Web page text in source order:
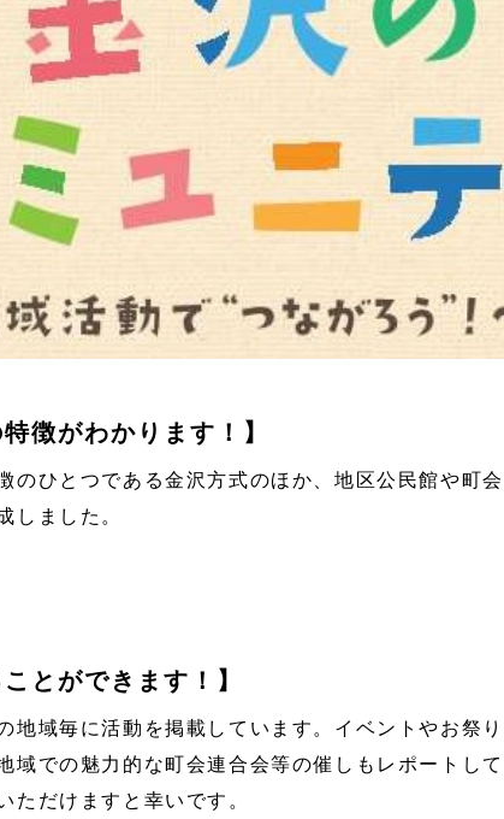
徴がわかります！】
のひとつである金沢方式のほか、地区公民館や町
しました。
とができます！】
地域毎に活動を掲載しています。イベントやお祭
域での魅力的な町会連合会等の催しもレポートし
ただけますと幸いです。